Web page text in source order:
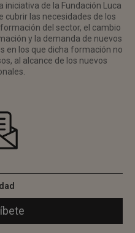
iniciativa de la Fundación Luca
cubrir las necesidades de los
del sector, el cambio
y la demanda de nuevos
en los que dicha formación no
al alcance de los nuevos